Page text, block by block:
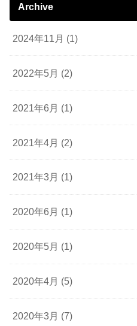
Archive
2024年11月 (1)
2022年5月 (2)
2021年6月 (1)
2021年4月 (2)
2021年3月 (1)
2020年6月 (1)
2020年5月 (1)
2020年4月 (5)
2020年3月 (7)